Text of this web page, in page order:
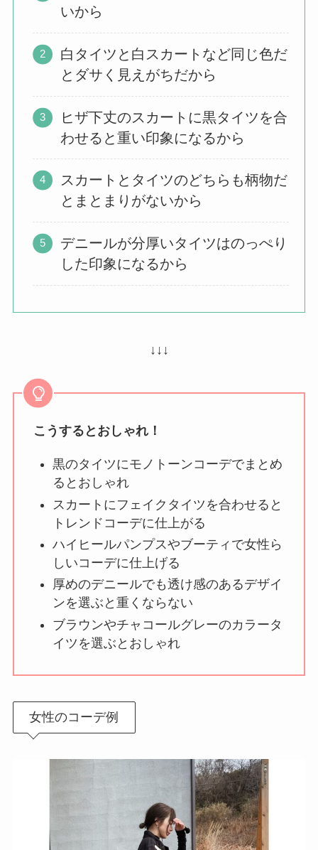
いから
白タイツと白スカートなど同じ色だ
とダサく見えがちだから
ヒザ下丈のスカートに黒タイツを合
わせると重い印象になるから
スカートとタイツのどちらも柄物だ
とまとまりがないから
デニールが分厚いタイツはのっぺり
した印象になるから
↓↓↓
こうするとおしゃれ！
黒のタイツにモノトーンコーデでまとめ
るとおしゃれ
スカートにフェイクタイツを合わせると
トレンドコーデに仕上がる
ハイヒールパンプスやブーティで女性ら
しいコーデに仕上げる
厚めのデニールでも透け感のあるデザイ
ンを選ぶと重くならない
ブラウンやチャコールグレーのカラータ
イツを選ぶとおしゃれ
女性のコーデ例